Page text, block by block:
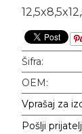
Šifra:
OEM:
Vprašaj za
Pošlji